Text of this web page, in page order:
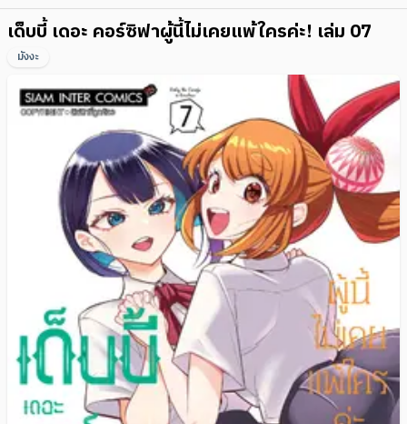
เด็บบี้ เดอะ คอร์ซิฟาผู้นี้ไม่เคยแพ้ใครค่ะ! เล่ม 07
มังงะ